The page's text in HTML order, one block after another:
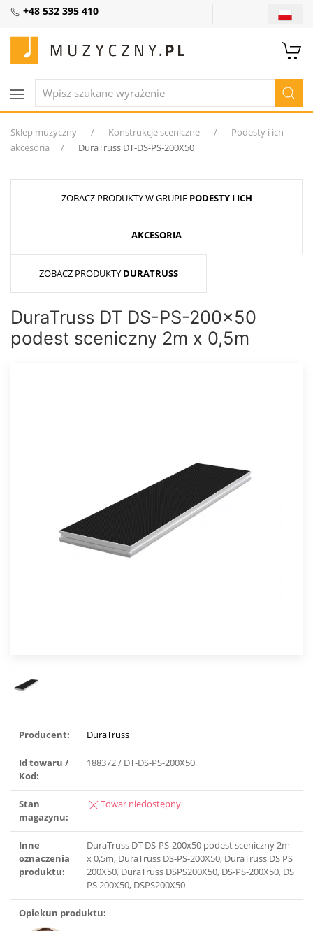
+48 532 395 410
Sklep muzyczny Konstrukcje sceniczne
Podesty i ich
akcesoria
DuraTruss DT-DS-PS-200X50
ZOBACZ PRODUKTY W GRUPIE PODESTY I ICH
AKCESORIA
ZOBACZ PRODUKTY DURATRUSS
DuraTruss DT DS-PS-200x50
podest sceniczny 2m x 0,5m
Producent: DuraTruss
Id towaru /
Kod:
188372 / DT-DS-PS-200X50
Stan
magazynu:
Towar niedostępny
Inne
oznaczenia
produktu:
DuraTruss DT DS-PS-200x50 podest sceniczny 2m
x 0,5m, DuraTruss DS-PS-200X50, DuraTruss DS PS
200X50, DuraTruss DSPS200X50, DS-PS-200X50, DS
PS 200X50, DSPS200X50
Opiekun produktu: